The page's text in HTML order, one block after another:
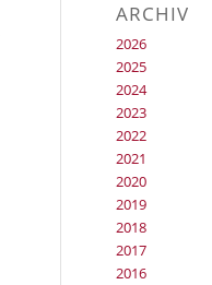
ARCHIV
2026
2025
2024
2023
2022
2021
2020
2019
2018
2017
2016